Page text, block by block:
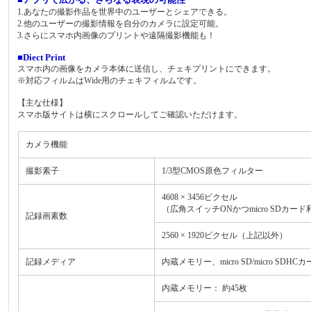
1.あなたの撮影作品を世界中のユーザーとシェアできる。
2.他のユーザーの撮影情報を自分のカメラに設定可能。
3.さらにスマホ内画像のプリントや遠隔撮影機能も！
■Diect Print
スマホ内の画像をカメラ本体に送信し、チェキプリントにできます。
※対応フィルムはWide用のチェキフィルムです。
【主な仕様】
スマホ版サイトは横にスクロールしてご確認いただけます。
カメラ機能
撮影素子 1/3型CMOS原色フィルター
記録画素数
4608 × 3456ピクセル
（広角スイッチONかつmicro SDカード
2560 × 1920ピクセル（上記以外）
記録メディア 内蔵メモリー、micro SD/micro SDHCカ
内蔵メモリー： 約45枚